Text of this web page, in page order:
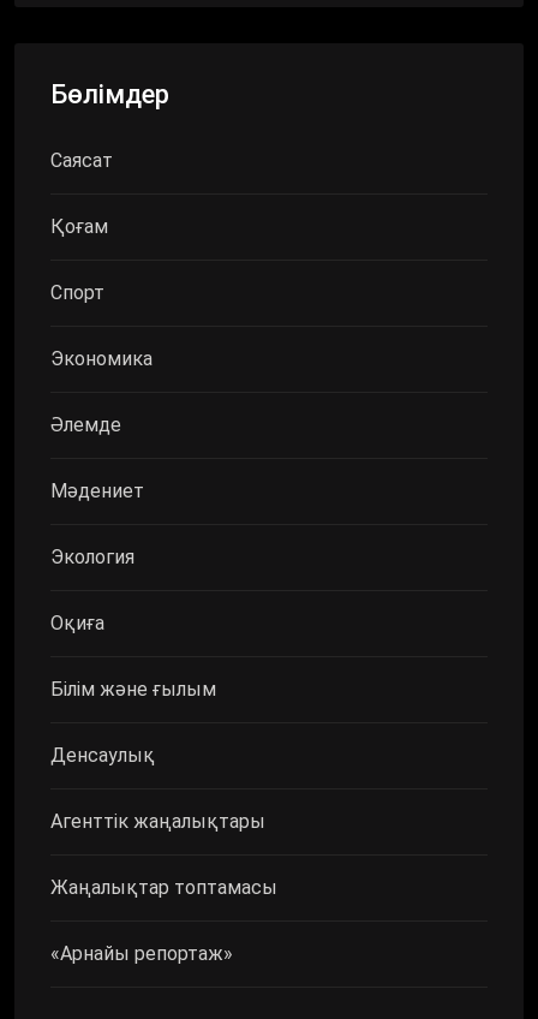
Бөлімдер
Саясат
Қоғам
Спорт
Экономика
Әлемде
Мәдениет
Экология
Оқиға
Білім және ғылым
Денсаулық
Агенттік жаңалықтары
Жаңалықтар топтамасы
«Арнайы репортаж»